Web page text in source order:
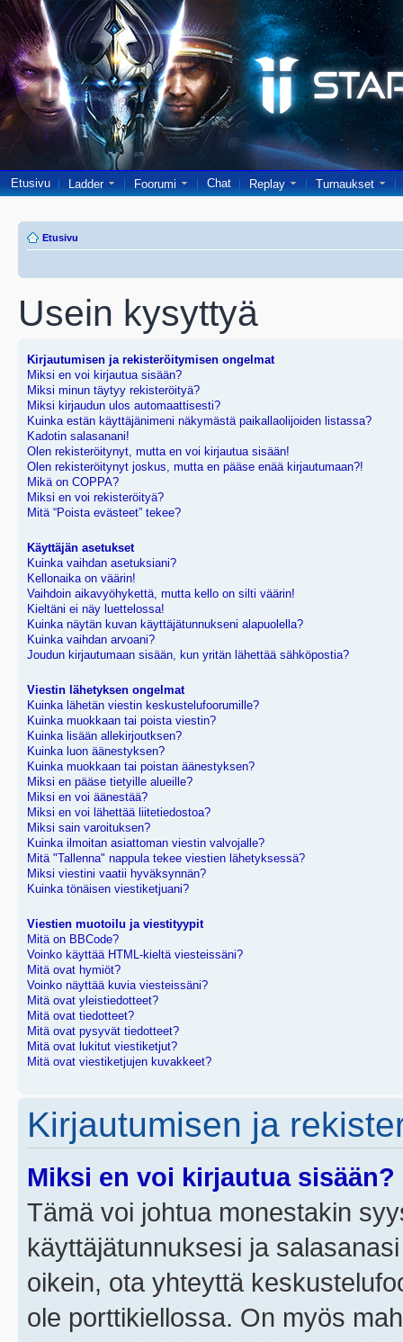
Etusivu Ladder Foorumi Chat Replay Turnaukset
Etusivu
Usein kysyttyä
Kirjautumisen ja rekisteröitymisen ongelmat
Miksi en voi kirjautua sisään?
Miksi minun täytyy rekisteröityä?
Miksi kirjaudun ulos automaattisesti?
Kuinka estän käyttäjänimeni näkymästä paikallaolijoiden listassa?
Kadotin salasanani!
Olen rekisteröitynyt, mutta en voi kirjautua sisään!
Olen rekisteröitynyt joskus, mutta en pääse enää kirjautumaan?!
Mikä on COPPA?
Miksi en voi rekisteröityä?
Mitä “Poista evästeet” tekee?
Käyttäjän asetukset
Kuinka vaihdan asetuksiani?
Kellonaika on väärin!
Vaihdoin aikavyöhykettä, mutta kello on silti väärin!
Kieltäni ei näy luettelossa!
Kuinka näytän kuvan käyttäjätunnukseni alapuolella?
Kuinka vaihdan arvoani?
Joudun kirjautumaan sisään, kun yritän lähettää sähköpostia?
Viestin lähetyksen ongelmat
Kuinka lähetän viestin keskustelufoorumille?
Kuinka muokkaan tai poista viestin?
Kuinka lisään allekirjoutksen?
Kuinka luon äänestyksen?
Kuinka muokkaan tai poistan äänestyksen?
Miksi en pääse tietyille alueille?
Miksi en voi äänestää?
Miksi en voi lähettää liitetiedostoa?
Miksi sain varoituksen?
Kuinka ilmoitan asiattoman viestin valvojalle?
Mitä "Tallenna" nappula tekee viestien lähetyksessä?
Miksi viestini vaatii hyväksynnän?
Kuinka tönäisen viestiketjuani?
Viestien muotoilu ja viestityypit
Mitä on BBCode?
Voinko käyttää HTML-kieltä viesteissäni?
Mitä ovat hymiöt?
Voinko näyttää kuvia viesteissäni?
Mitä ovat yleistiedotteet?
Mitä ovat tiedotteet?
Mitä ovat pysyvät tiedotteet?
Mitä ovat lukitut viestiketjut?
Mitä ovat viestiketjujen kuvakkeet?
Kirjautumisen ja
Miksi en voi kirjautua sisään?
Tämä voi johtua monestakin
käyttäjätunnuksesi ja
oikein, ota yhteyttä
ole porttikiellossa. On myös